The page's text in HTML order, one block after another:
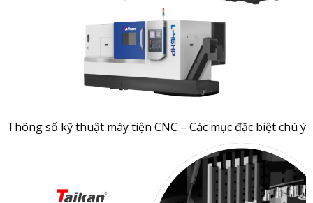
Thông số kỹ thuật máy tiện CNC – Các mục đặc biệt chú ý